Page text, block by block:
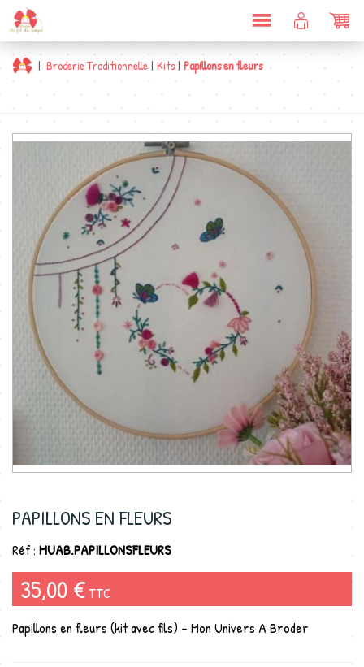
DÉPLIER
LA
NAVIGATION
COMPTE
CLIENT
| Broderie Traditionnelle| Kits| Papillons en fleurs
PAPILLONS EN FLEURS
Réf : MUAB.PAPILLONSFLEURS
35,00 €TTC
Papillons en fleurs (kit avec fils) - Mon Univers A Broder